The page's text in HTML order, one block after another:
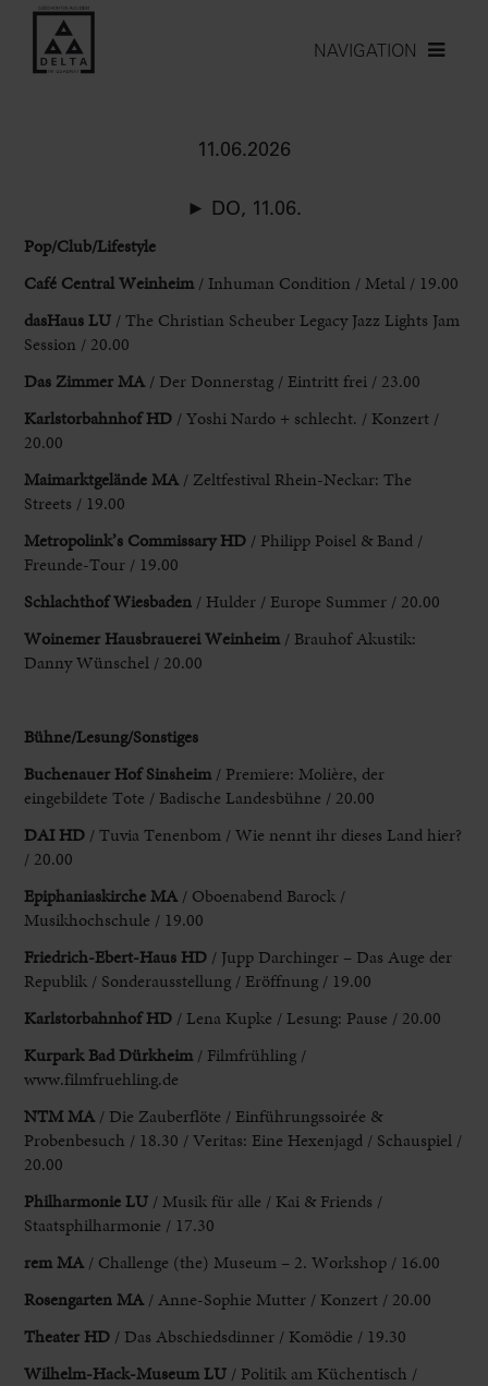
NAVIGATION
11.06.2026
► DO, 11.06.
Pop/Club/Lifestyle
Café Central Weinheim / Inhuman Condition / Metal / 19.00
dasHaus LU / The Christian Scheuber Legacy Jazz Lights Jam
Session / 20.00
Das Zimmer MA / Der Donnerstag / Eintritt frei / 23.00
KarlstorbahnhofHD / Yoshi Nardo + schlecht. / Konzert /
20.00
Maimarktgelände MA / Zeltfestival Rhein-Neckar: The
Streets / 19.00
Metropolink’s Commissary HD / Philipp Poisel & Band /
Freunde-Tour / 19.00
Schlachthof Wiesbaden / Hulder / Europe Summer / 20.00
Woinemer Hausbrauerei Weinheim / Brauhof Akustik:
Danny Wünschel / 20.00
Bühne/Lesung/Sonstiges
Buchenauer Hof Sinsheim / Premiere: Molière, der
eingebildete Tote / Badische Landesbühne / 20.00
DAI HD / Tuvia Tenenbom / Wie nennt ihr dieses Land hier?
/ 20.00
Epiphaniaskirche MA / Oboenabend Barock /
Musikhochschule / 19.00
Friedrich-Ebert-Haus HD / Jupp Darchinger – Das Auge der
Republik / Sonderausstellung / Eröffnung / 19.00
Karlstorbahnhof HD / Lena Kupke / Lesung: Pause / 20.00
Kurpark Bad Dürkheim / Filmfrühling /
www.filmfruehling.de
NTM MA / Die Zauberflöte / Einführungssoirée &
Probenbesuch / 18.30 / Veritas:Eine Hexenjagd / Schauspiel /
20.00
Philharmonie LU / Musik für alle / Kai & Friends /
Staatsphilharmonie / 17.30
rem MA / Challenge (the) Museum – 2. Workshop / 16.00
Rosengarten MA / Anne-Sophie Mutter / Konzert / 20.00
Theater HD / Das Abschiedsdinner / Komödie / 19.30
Wilhelm-Hack-Museum LU / Politik am Küchentisch /